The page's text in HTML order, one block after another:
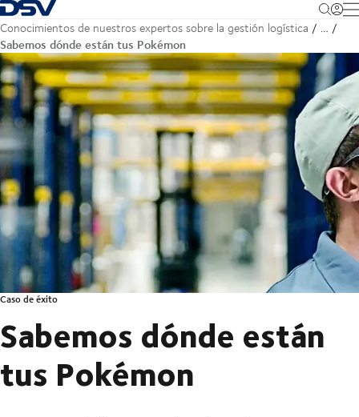
Volver a la página principal
Conocimientos de nuestros expertos sobre la gestión logística …
Sabemos dónde están tus Pokémon
Caso de éxito
Sabemos dónde están
tus Pokémon